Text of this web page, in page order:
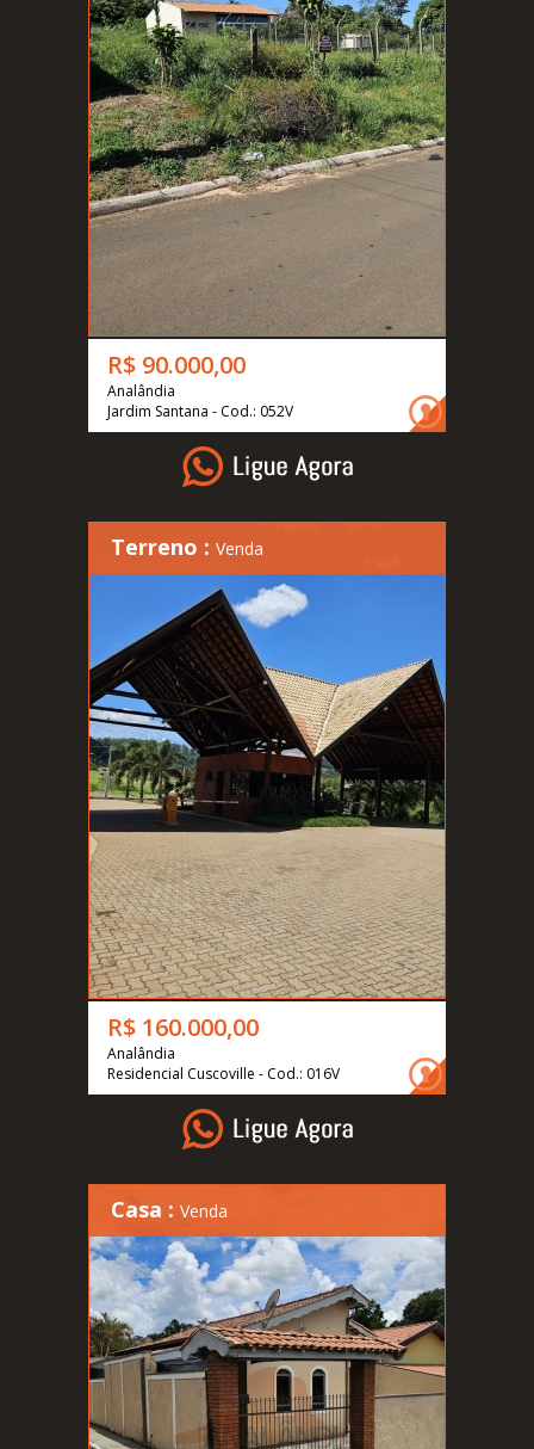
R$ 90.000,00
Analândia
Jardim Santana - Cod.: 052V
Terreno : Venda
R$ 160.000,00
Analândia
Residencial Cuscoville - Cod.: 016V
Casa : Venda